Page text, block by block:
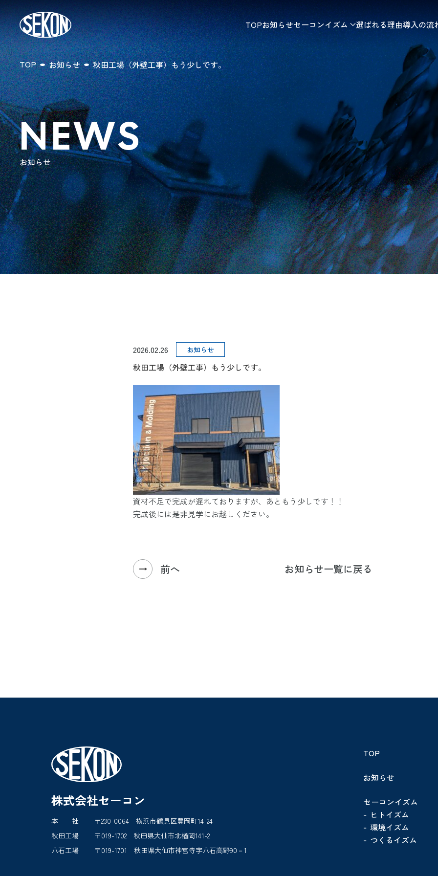
TOPお知らせセーコンイズム 選ばれる理由導入の流
TOP お知らせ 秋田工場（外壁工事）もう少しです。
NEWS
お知らせ
2026.02.26 お知らせ
秋田工場（外壁工事）もう少しです。
資材不足で完成が遅れておりますが、あともう少しです！！
完成後には是非見学にお越しください。
前へ お知らせ一覧に戻る
株式会社セーコン
本 社
〒230-0064 横浜市鶴見区豊岡町14-24
秋田工場
〒019-1702 秋田県大仙市北楢岡141-2
八石工場
〒019-1701 秋田県大仙市神宮寺字八石高野90－1
TOP
お知らせ
セーコンイズム
ヒトイズム
環境イズム
つくるイズム